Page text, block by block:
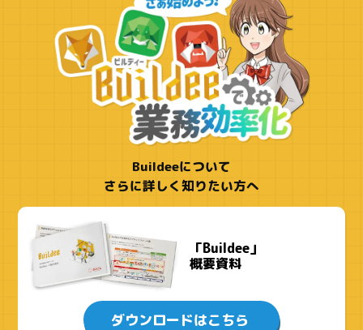
Buildeeについて
さらに詳しく知りたい方へ
「Buildee」
概要資料
ダウンロードはこちら